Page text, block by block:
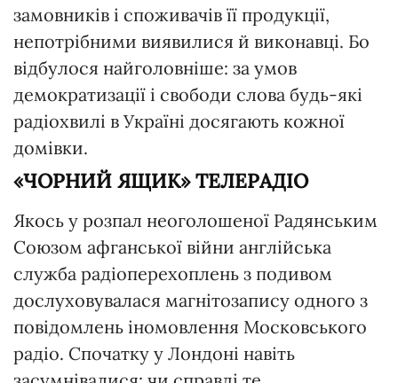
замовників і споживачів її продукції,
непотрібними виявилися й виконавці. Бо
відбулося найголовніше: за умов
демократизації і свободи слова будь-які
радіохвилі в Україні досягають кожної
домівки.
«ЧОРНИЙ ЯЩИК» ТЕЛЕРАДІО
Якось у розпал неоголошеної Радянським
Союзом афганської війни англійська
служба радіоперехоплень з подивом
дослуховувалася магнітозапису одного з
повідомлень іномовлення Московського
радіо. Спочатку у Лондоні навіть